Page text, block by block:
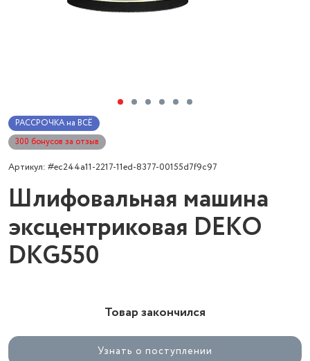
РАССРОЧКА на ВСЁ
300 бонусов за отзыв
Артикул: #ec244a11-2217-11ed-8377-00155d7f9c97
Шлифовальная машина
эксцентриковая DEKO
DKG550
Товар закончился
Узнать о поступлении